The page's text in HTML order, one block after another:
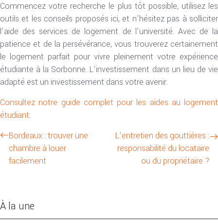
Commencez votre recherche le plus tôt possible, utilisez les
outils et les conseils proposés ici, et n’hésitez pas à solliciter
l’aide des services de logement de l’université. Avec de la
patience et de la persévérance, vous trouverez certainement
le logement parfait pour vivre pleinement votre expérience
étudiante à la Sorbonne. L’investissement dans un lieu de vie
adapté est un investissement dans votre avenir.
Consultez notre guide complet pour les aides au logement
étudiant.
Bordeaux : trouver une
chambre à louer
facilement
L’entretien des gouttières :
responsabilité du locataire
ou du propriétaire ?
À la une